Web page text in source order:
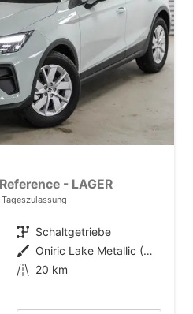
- LAGER
Getriebe Schaltgetriebe
Außenfarbe
Oniric Lake Metallic (M6)
Kilometerstand 20 km